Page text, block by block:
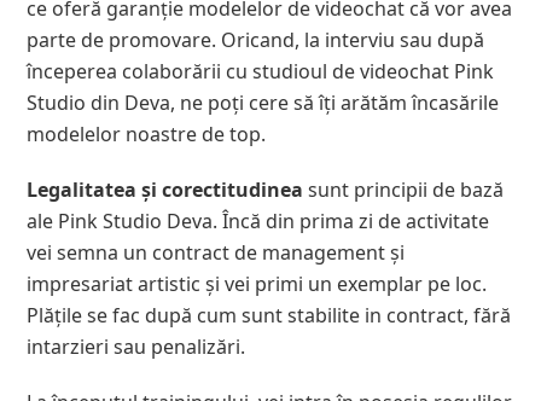
ce oferă garanție modelelor de videochat că vor avea
parte de promovare. Oricand, la interviu sau după
începerea colaborării cu studioul de videochat Pink
Studio din Deva, ne poți cere să îți arătăm încasările
modelelor noastre de top.
Legalitatea și corectitudinea sunt principii de bază
ale Pink Studio Deva. Încă din prima zi de activitate
vei semna un contract de management și
impresariat artistic și vei primi un exemplar pe loc.
Plățile se fac după cum sunt stabilite in contract, fără
intarzieri sau penalizări.